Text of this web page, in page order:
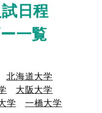
日程
一覧
北海道大学
大阪大学
学
一橋大学